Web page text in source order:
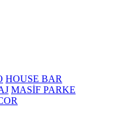
HOUSE BAR
MASİF PARKE